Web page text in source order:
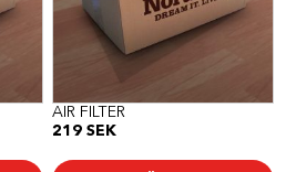
AIR FILTER
219 SEK